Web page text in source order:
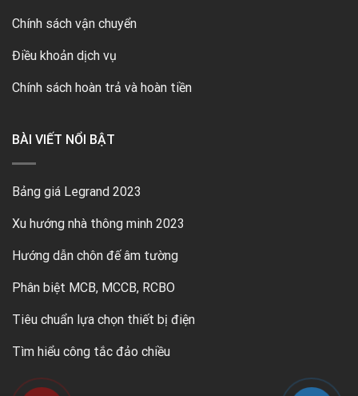
Chính sách vận chuyển
Điều khoản dịch vụ
Chính sách hoàn trả và hoàn tiền
BÀI VIẾT NỔI BẬT
Bảng giá Legrand 2023
Xu hướng nhà thông minh 2023
Hướng dẫn chôn đế âm tường
Phân biệt MCB, MCCB, RCBO
Tiêu chuẩn lựa chọn thiết bị điện
Tìm hiểu công tắc đảo chiều